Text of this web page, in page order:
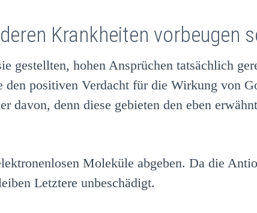
Krankheiten vorbeugen
gestellten, hohen Ansprüchen tatsächlich
positiven Verdacht für die Wirkung von
davon, denn diese gebieten den eben
Moleküle abgeben. Da die
Letztere unbeschädigt.